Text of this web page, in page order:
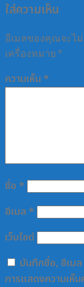
ใส่ความเห็น
อีเมลของคุณจะไ
เครื่องหมาย *
ความเห็น *
ชื่อ *
อีเมล *
เว็บไซต์
บันทึกชื่อ, อีเมล
การแสดงความเห็